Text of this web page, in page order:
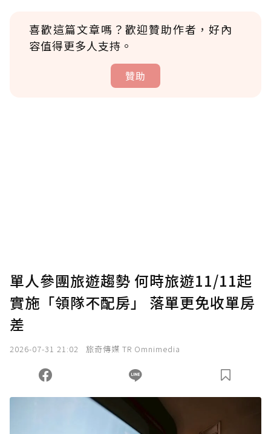
喜歡這篇文章嗎？歡迎贊助作者，好內
容值得更多人支持。
贊助
確認送出
您當前剩餘 U 利點數：0點；前往 購買點數
單人參團旅遊趨勢 何時旅遊11/11起
實施「領隊不配房」 落單更免收單房
差
2026-07-31 21:02 旅奇傳媒 TR Omnimedia